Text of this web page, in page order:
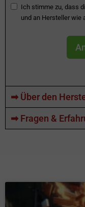
Ich stimme zu, dass
und an Hersteller wie
➡ Über den
➡ Fragen &